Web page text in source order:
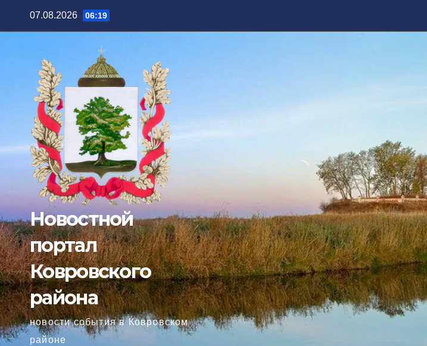
07.08.2026 06:19
Новостной
портал
Ковровского
района
новости события в Ковровском
районе